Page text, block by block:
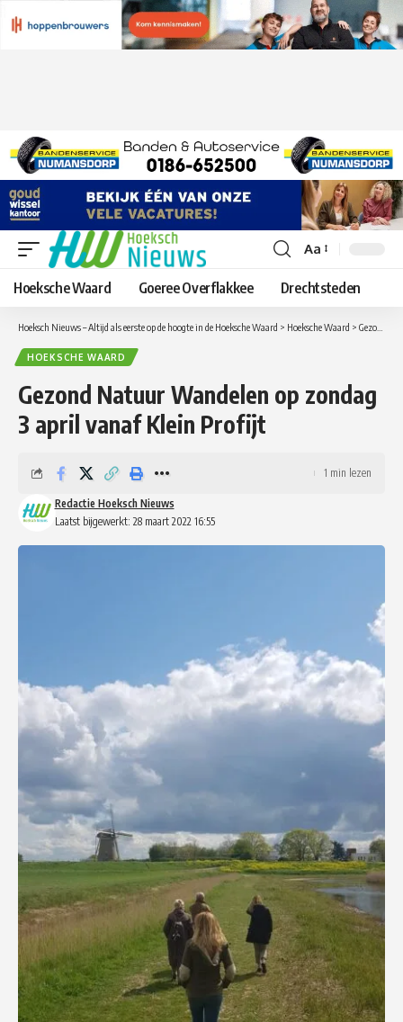
Lettergrootte
aanpassen
Aa
Hoeksche Waard Goeree Overflakkee Drechtsteden
Hoeksch Nieuws – Altijd als eerste op de hoogte in de Hoeksche Waard > Hoeksche Waard > Gezond Natuur Wandelen op zondag 3 april vanaf Klein Profijt
HOEKSCHE WAARD
Gezond Natuur Wandelen op zondag
3 april vanaf Klein Profijt
Laatst bijgewerkt: 28 maart 2022 16:55
Redactie Hoeksch Nieuws
1 min lezen